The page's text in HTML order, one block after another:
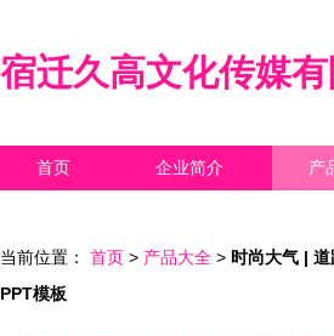
宿迁久高文化传媒有
首页 企业简介 产
当前位置： 首页 > 产品大全 > 时尚大气 |
PPT模板